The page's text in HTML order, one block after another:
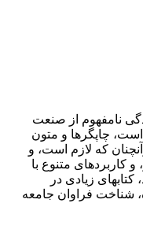
نامفهوم از صنعت
چاپگرها و متون
که لازم است، و
کاربردهای متنوع با
زیادی در
فراوان جامعه